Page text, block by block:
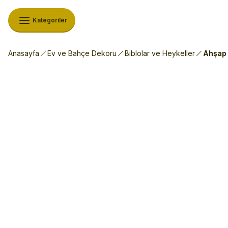
Kategoriler
Anasayfa Ev ve Bahçe Dekoru Biblolar ve Heykeller